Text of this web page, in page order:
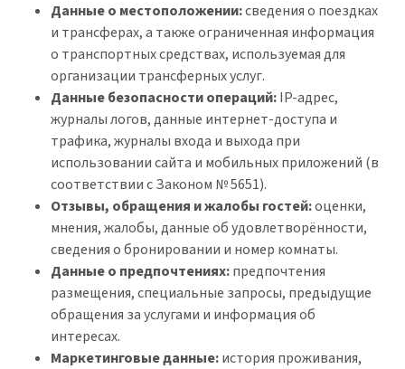
Данные о местоположении:сведения о поездках
и трансферах, а также ограниченная информация
о транспортных средствах, используемая для
организации трансферных услуг.
Данные безопасности операций:IP-адрес,
журналы логов, данные интернет-доступа и
трафика, журналы входа и выхода при
использовании сайта и мобильных приложений (в
соответствии с Законом № 5651).
Отзывы, обращения и жалобы гостей:оценки,
мнения, жалобы, данные об удовлетворённости,
сведения о бронировании и номер комнаты.
Данные о предпочтениях:предпочтения
размещения, специальные запросы, предыдущие
обращения за услугами и информация об
интересах.
Маркетинговые данные:история проживания,